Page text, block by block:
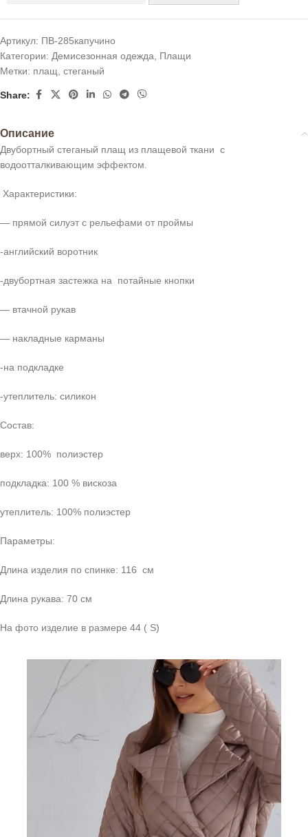
Артикул: ПВ-285капучино
Категории: Демисезонная одежда, Плащи
Метки: плащ, стеганый
Share:
Описание
Двубортный стеганый плащ из плащевой ткани с
водоотталкивающим эффектом.
Характеристики:
— прямой силуэт с рельефами от проймы
-английский воротник
-двубортная застежка на потайные кнопки
— втачной рукав
— накладные карманы
-на подкладке
-утеплитель: силикон
Состав:
верх: 100% полиэстер
подкладка: 100 % вискоза
утеплитель: 100% полиэстер
Параметры:
Длина изделия по спинке: 116 см
Длина рукава: 70 см
На фото изделие в размере 44 ( S)